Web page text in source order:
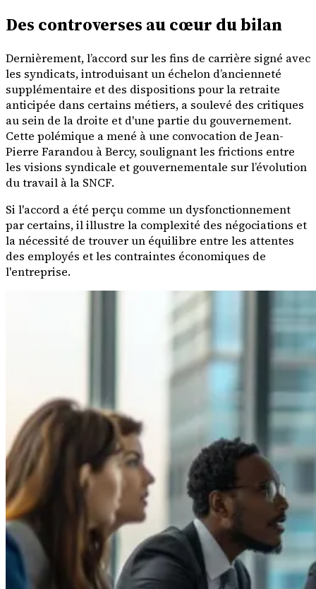
Des controverses au cœur du bilan
Dernièrement, l’accord sur les fins de carrière signé avec
les syndicats, introduisant un échelon d’ancienneté
supplémentaire et des dispositions pour la retraite
anticipée dans certains métiers, a soulevé des critiques
au sein de la droite et d'une partie du gouvernement.
Cette polémique a mené à une convocation de Jean-
Pierre Farandou à Bercy, soulignant les frictions entre
les visions syndicale et gouvernementale sur l’évolution
du travail à la SNCF.
Si l'accord a été perçu comme un dysfonctionnement
par certains, il illustre la complexité des négociations et
la nécessité de trouver un équilibre entre les attentes
des employés et les contraintes économiques de
l'entreprise.